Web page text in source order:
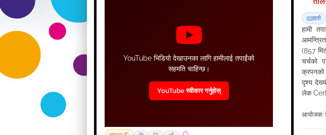
YouTube भिडियो देखाउनका लागि हामीलाई तपाईंको
सहमति चाहिन्छ।
YouTube स्वीकार गर्नुहोस्
दर्ता
हामी
(857
चर्चको
क्रपनको
दृश्य
लेक
आयोजक: